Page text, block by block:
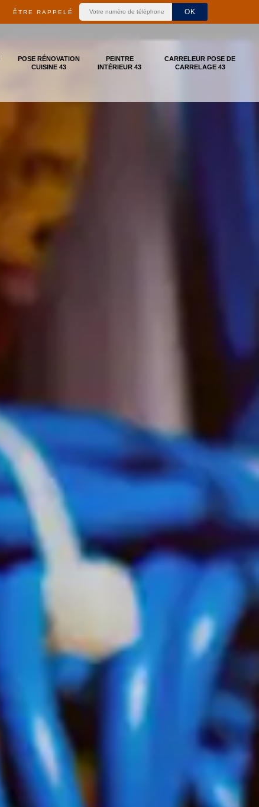
ÊTRE RAPPELÉ
POSE RÉNOVATION
CUISINE 43
PEINTRE
INTÉRIEUR 43
CARRELEUR POSE DE
CARRELAGE 43